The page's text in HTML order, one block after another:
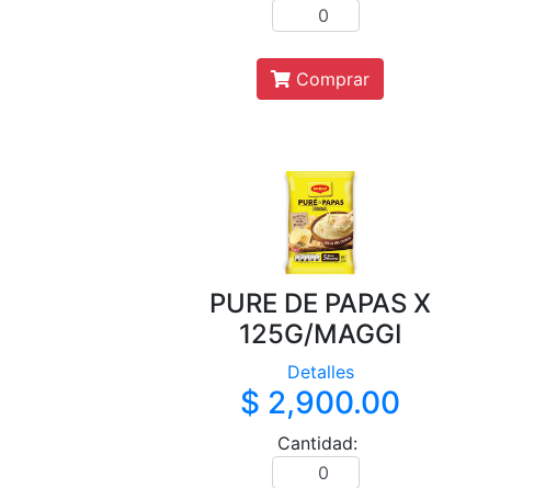
Comprar
PURE DE PAPAS X
125G/MAGGI
Detalles
$ 2,900.00
Cantidad: